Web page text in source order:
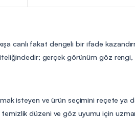
canlı fakat dengeli bir ifade
gerçek görünüm göz rengi,
isteyen ve ürün seçimini reçete
temizlik düzeni ve göz uyumu için